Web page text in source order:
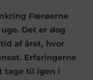
Færøerne
Det er dog
af året, hvor
Erfaringerne
tage til igen i